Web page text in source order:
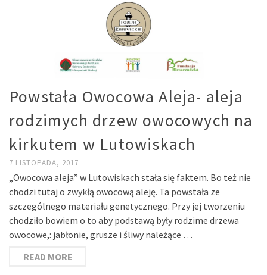
Powstała Owocowa Aleja- aleja
rodzimych drzew owocowych na
kirkutem w Lutowiskach
7 LISTOPADA, 2017
„Owocowa aleja” w Lutowiskach stała się faktem. Bo też nie
chodzi tutaj o zwykłą owocową aleję. Ta powstała ze
szczególnego materiału genetycznego. Przy jej tworzeniu
chodziło bowiem o to aby podstawą były rodzime drzewa
owocowe,: jabłonie, grusze i śliwy należące …
READ MORE